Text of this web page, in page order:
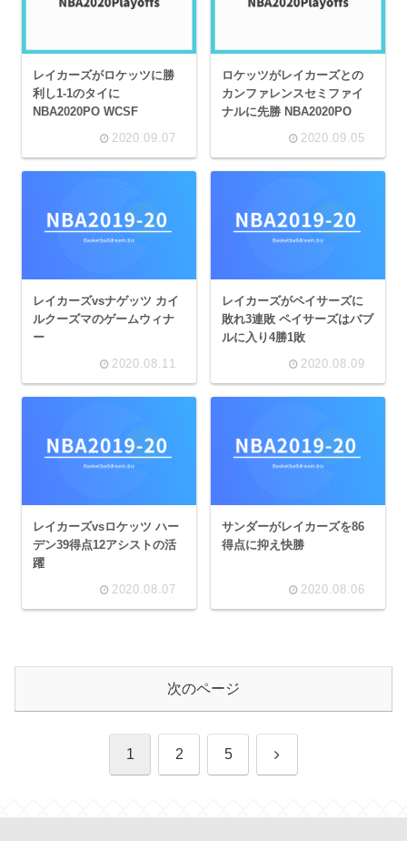
レイカーズがロケッツに勝
利し1-1のタイに
NBA2020PO WCSF
2020.09.07
ロケッツがレイカーズとの
カンファレンスセミファイ
ナルに先勝 NBA2020PO
2020.09.05
レイカーズvsナゲッツ カイ
ルクーズマのゲームウィナ
ー
2020.08.11
レイカーズがペイサーズに
敗れ3連敗 ペイサーズはバブ
ルに入り4勝1敗
2020.08.09
レイカーズvsロケッツ ハー
デン39得点12アシストの活
躍
2020.08.07
サンダーがレイカーズを86
得点に抑え快勝
2020.08.06
次のページ
1 2 5 次